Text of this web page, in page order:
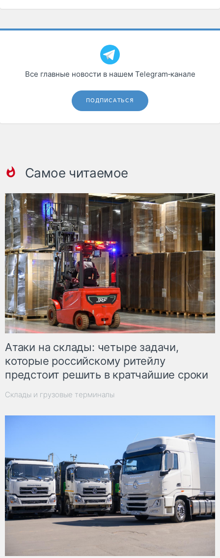
Спецтехника
Автосервис,
запчасти, шины
Топливо, масла и
автохимия
Все главные новости в нашем Telegram‑канале
ПОДПИСАТЬСЯ
Самое читаемое
Атаки на склады: четыре задачи,
которые российскому ритейлу
предстоит решить в кратчайшие сроки
Склады и грузовые терминалы